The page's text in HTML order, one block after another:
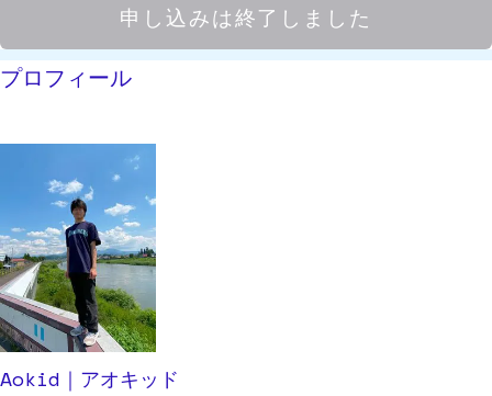
申し込みは終了しました
プロフィール
Aokid｜アオキッド